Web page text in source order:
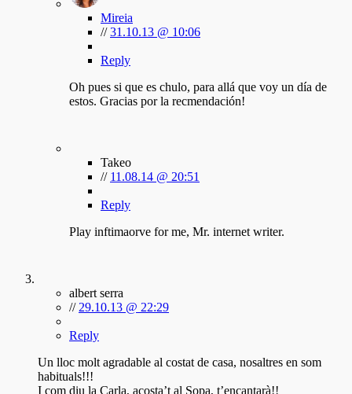
Mireia
//31.10.13 @ 10:06
Reply
Oh pues si que es chulo, para allá que voy un día de
estos. Gracias por la recmendación!
Takeo
// 11.08.14 @ 20:51
Reply
Play inftimaorve for me, Mr. internet writer.
albert serra
// 29.10.13 @ 22:29
Reply
Un lloc molt agradable al costat de casa, nosaltres en som
habituals!!!
I com diu la Carla, acosta’t al Sopa, t’encantarà!!